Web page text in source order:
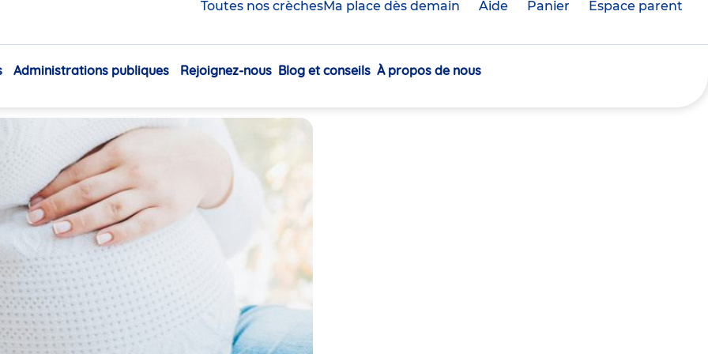
Toutes nos crèchesMa place dès demain Aide Panier crèche(s)
Espace parent
Navigation
Administrations publiques Rejoignez-nous Blog et conseils À propos de nous